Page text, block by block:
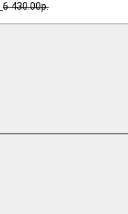
6 430.00р.